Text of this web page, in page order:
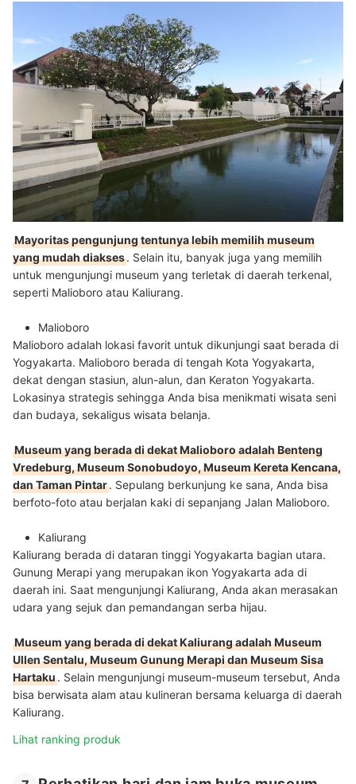
Mayoritas pengunjung tentunya lebih memilih museum
yang mudah diakses. Selain itu, banyak juga yang memilih
untuk mengunjungi museum yang terletak di daerah terkenal,
seperti Malioboro atau Kaliurang.
Malioboro
Malioboro adalah lokasi favorit untuk dikunjungi saat berada di
Yogyakarta. Malioboro berada di tengah Kota Yogyakarta,
dekat dengan stasiun, alun-alun, dan Keraton Yogyakarta.
Lokasinya strategis sehingga Anda bisa menikmati wisata seni
dan budaya, sekaligus wisata belanja.
Museum yang berada di dekat Malioboro adalah Benteng
Vredeburg, Museum Sonobudoyo, Museum Kereta Kencana,
dan Taman Pintar. Sepulang berkunjung ke sana, Anda bisa
berfoto-foto atau berjalan kaki di sepanjang Jalan Malioboro.
Kaliurang
Kaliurang berada di dataran tinggi Yogyakarta bagian utara.
Gunung Merapi yang merupakan ikon Yogyakarta ada di
daerah ini. Saat mengunjungi Kaliurang, Anda akan merasakan
udara yang sejuk dan pemandangan serba hijau.
Museum yang berada di dekat Kaliurang adalah Museum
Ullen Sentalu, Museum Gunung Merapi dan Museum Sisa
Hartaku. Selain mengunjungi museum-museum tersebut, Anda
bisa berwisata alam atau kulineran bersama keluarga di daerah
Kaliurang.
Lihat ranking produk